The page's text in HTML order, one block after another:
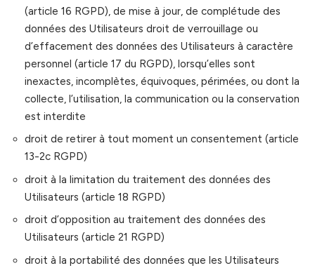
(article 16 RGPD), de mise à jour, de complétude des
données des Utilisateurs droit de verrouillage ou
d’effacement des données des Utilisateurs à caractère
personnel (article 17 du RGPD), lorsqu’elles sont
inexactes, incomplètes, équivoques, périmées, ou dont la
collecte, l’utilisation, la communication ou la conservation
est interdite
droit de retirer à tout moment un consentement (article
13-2c RGPD)
droit à la limitation du traitement des données des
Utilisateurs (article 18 RGPD)
droit d’opposition au traitement des données des
Utilisateurs (article 21 RGPD)
droit à la portabilité des données que les Utilisateurs